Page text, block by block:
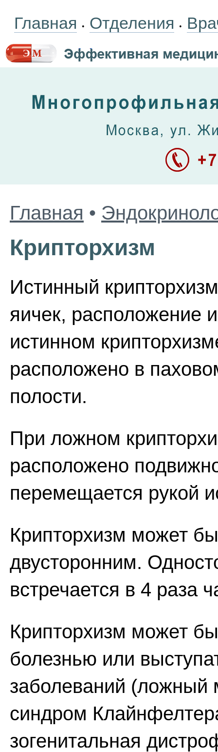
Главная • Отделения •
Главная •
Крипторхизм
Истинный
яичек, расположение
истинном
расположено в
полости.
При ложном
расположено
перемещается рукой
Крипторхизм может
двусторонним.
встречается в 4 раза
Крипторхизм может
болезнью или
заболеваний (ложный
синдром
зогенитальная